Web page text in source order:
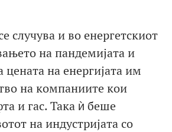
случува и во енергетскиот
на пандемијата и
цената на енергијата им
на компаниите кои
и гас. Така ѝ беше
на индустријата со